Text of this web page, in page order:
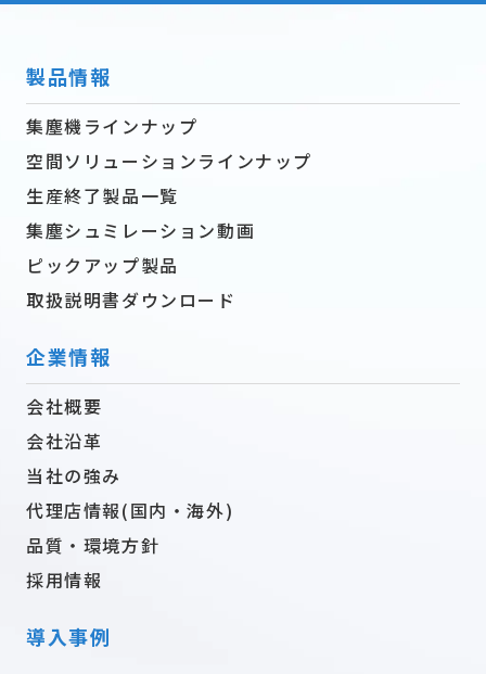
製品情報
集塵機ラインナップ
空間ソリューションラインナップ
生産終了製品一覧
集塵シュミレーション動画
ピックアップ製品
取扱説明書ダウンロード
企業情報
会社概要
会社沿革
当社の強み
代理店情報(国内・海外)
品質・環境方針
採用情報
導入事例